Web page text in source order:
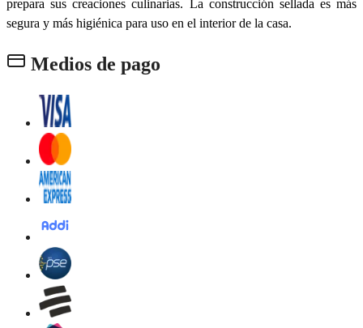
prepara sus creaciones culinarias. La construcción sellada es más
segura y más higiénica para uso en el interior de la casa.
Medios de pago